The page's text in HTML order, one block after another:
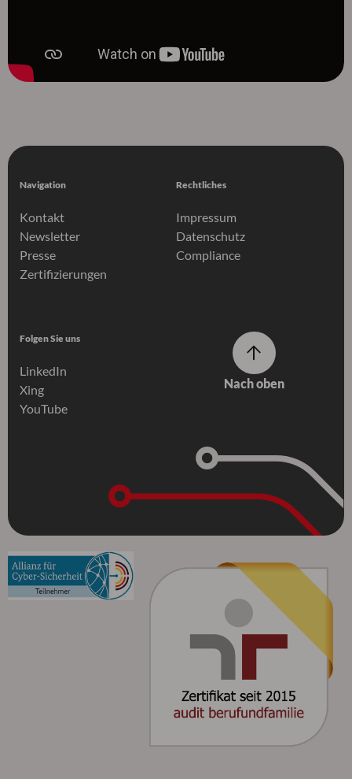
Navigation
Kontakt
Newsletter
Presse
Zertifizierungen
Rechtliches
Impressum
Datenschutz
Compliance
Folgen Sie uns
LinkedIn
Xing
YouTube
Nach oben